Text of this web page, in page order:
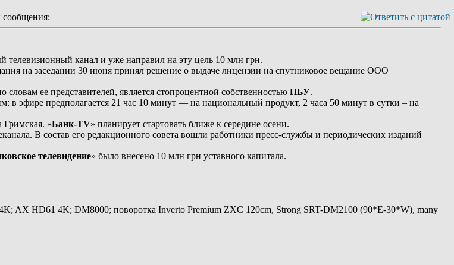
сообщения:
телевизионный канал и уже направил на эту цель 10 млн грн.
на заседании 30 июня принял решение о выдаче лицензии на спутниковое вещание ООО
словам ее представителей, является стопроцентной собственностью НБУ.
в эфире предполагается 21 час 10 минут — на национальный продукт, 2 часа 50 минут в сутки – на
Гримская. «Банк-TV» планирует стартовать ближе к середине осени.
В состав его редакционного совета вошли работники пресс-службы и периодических изданий
телевидение» было внесено 10 млн грн уставного капитала.
AX HD61 4K; DM8000; поворотка Inverto Premium ZXC 120cm, Strong SRT-DM2100 (90*E-30*W), many